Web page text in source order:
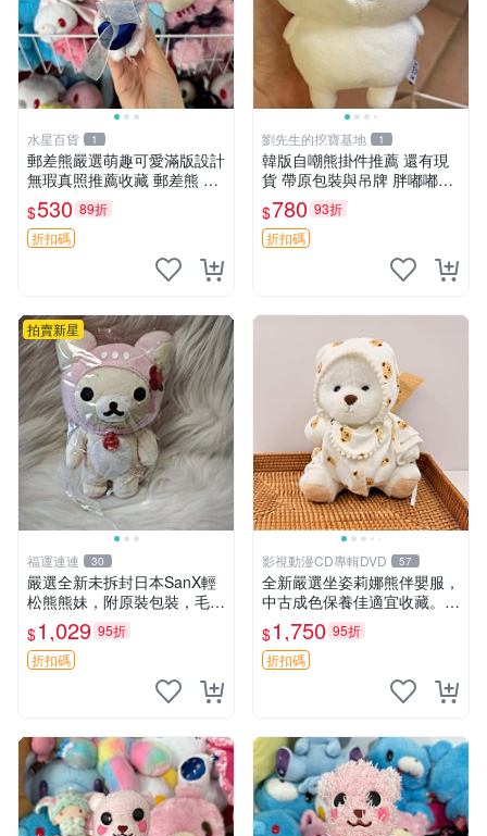
水星百貨 1
郵差熊嚴選萌趣可愛滿版設計
無瑕真照推薦收藏 郵差熊 熊
抱枕 紅薯啵啵間
$530 89折
折扣碼
劉先生的挖寶基地 1
韓版自嘲熊掛件推薦 還有現
貨 帶原包裝與吊牌 胖嘟嘟超
可愛 毛絨手感佳 小熊掛件 自
嘲抱枕 小熊抱枕
$780 93折
折扣碼
拍賣新星
福運連連 30
嚴選全新未拆封日本SanX輕
松熊熊妹，附原裝包裝，毛絨
質地極佳，細膩可愛，推薦收
藏兼送禮，適合女性好友或家
人，限量釋出。鬆熊、熊玩
$1,029 95折
折扣碼
影視動漫CD專輯DVD 57
全新嚴選坐姿莉娜熊伴嬰服，
中古成色保養佳適宜收藏。無
盒子但品質完好，快速出貨。
建議入手！ 中古 玩偶 滬漫
$1,750 95折
折扣碼